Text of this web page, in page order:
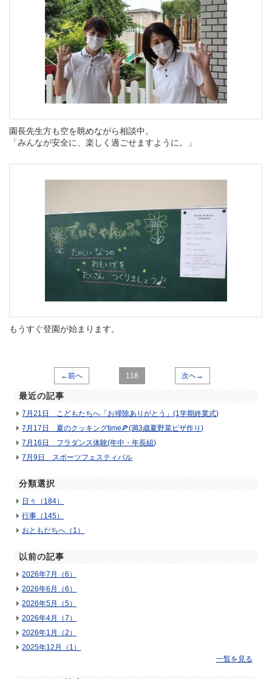
園長先生方も空を眺めながら相談中。
「みんなが安全に、楽しく過ごせますように。」
もうすぐ登園が始まります。
←前へ 118 次へ→
最近の記事
7月21日 こどもたちへ「お掃除ありがとう」(1学期終業式)
7月17日 夏のクッキングtime🍕(満3歳夏野菜ピザ作り)
7月16日 フラダンス体験(年中・年長組)
7月9日 スポーツフェスティバル
分類選択
日々（184）
行事（145）
おともだちへ（1）
以前の記事
2026年7月（6）
2026年6月（6）
2026年5月（5）
2026年4月（7）
2026年1月（2）
2025年12月（1）
一覧を見る